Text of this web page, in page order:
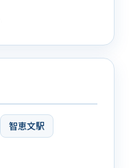
智恵文駅